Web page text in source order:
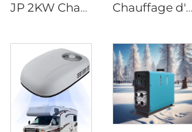
JP 2KW Chauffage au gaz 12V Essence Chauffage essence stationnaire pour voiture Chauffage d'air stationnaire JP 2.2KW 12V Chauffage au gaz pour voiture, camion, bateau, camping-car, caravane